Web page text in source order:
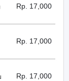
Rp. 17,000
Rp. 17,000
Rp. 17,000